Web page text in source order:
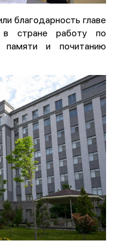
благодарность главе
в стране работу по
памяти и почитанию